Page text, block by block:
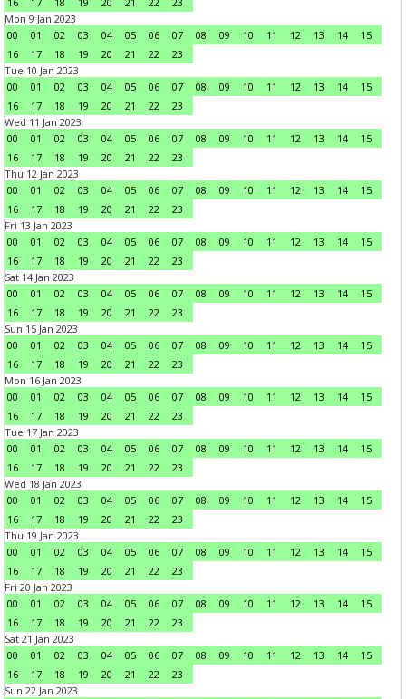
Mon 9 Jan 2023
00
01 02 03 04 05 06 07 08 09 10 11 12 13 14
15
16
17 18 19 20 21 22
23
Tue 10 Jan 2023
00
01 02 03 04 05 06 07 08 09 10 11 12 13 14
15
16
17 18 19 20 21 22
23
Wed 11 Jan 2023
00
01 02 03 04 05 06 07 08 09 10 11 12 13 14
15
16
17 18 19 20 21 22
23
Thu 12 Jan 2023
00
01 02 03 04 05 06 07 08 09 10 11 12 13 14
15
16
17 18 19 20 21 22
23
Fri 13 Jan 2023
00
01 02 03 04 05 06 07 08 09 10 11 12 13 14
15
16
17 18 19 20 21 22
23
Sat 14 Jan 2023
00
01 02 03 04 05 06 07 08 09 10 11 12 13 14
15
16
17 18 19 20 21 22
23
Sun 15 Jan 2023
00
01 02 03 04 05 06 07 08 09 10 11 12 13 14
15
16
17 18 19 20 21 22
23
Mon 16 Jan 2023
00
01 02 03 04 05 06 07 08 09 10 11 12 13 14
15
16
17 18 19 20 21 22
23
Tue 17 Jan 2023
00
01 02 03 04 05 06 07 08 09 10 11 12 13 14
15
16
17 18 19 20 21 22
23
Wed 18 Jan 2023
00
01 02 03 04 05 06 07 08 09 10 11 12 13 14
15
16
17 18 19 20 21 22
23
Thu 19 Jan 2023
00
01 02 03 04 05 06 07 08 09 10 11 12 13 14
15
16
17 18 19 20 21 22
23
Fri 20 Jan 2023
00
01 02 03 04 05 06 07 08 09 10 11 12 13 14
15
16
17 18 19 20 21 22
23
Sat 21 Jan 2023
00
01 02 03 04 05 06 07 08 09 10 11 12 13 14
15
16
17 18 19 20 21 22
23
Sun 22 Jan 2023